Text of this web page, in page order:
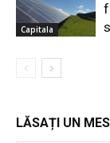
Capitala
LĂSAȚI UN